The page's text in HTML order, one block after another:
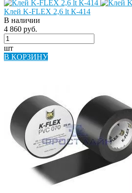
Клей K-FLEX 2,6 lt К-414
В наличии
4 860 руб.
шт
В КОРЗИНУ